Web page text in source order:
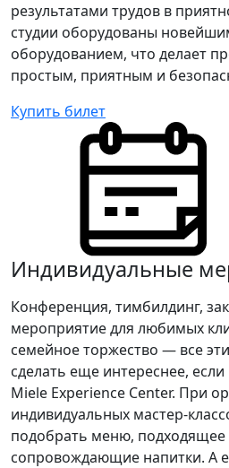
результатами трудов в
студии оборудованы
оборудованием, что делает
простым, приятным и
Купить билет
Индивидуальные
Конференция, тимбилдинг,
мероприятие для любимых
семейное торжество — все
сделать еще интереснее, если
Miele Experience Center. При
индивидуальных мастер-
подобрать меню,
сопровождающие напитки. А